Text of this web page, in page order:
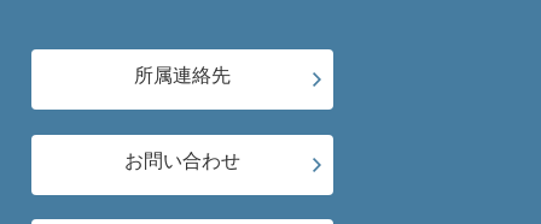
所属連絡先
お問い合わせ